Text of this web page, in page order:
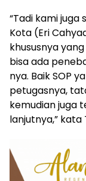
“Tadi kami juga
Kota (Eri
khususnya
bisa ada
nya. Baik SOP
petugasnya,
kemudian juga
lanjutnya,” kata